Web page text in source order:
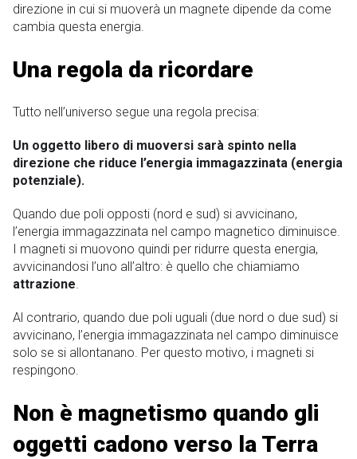
direzione in cui si muoverà un magnete dipende da come
cambia questa energia.
Una regola da ricordare
Tutto nell’universo segue una regola precisa:
Un oggetto libero di muoversi sarà spinto nella
direzione che riduce l’energia immagazzinata (energia
potenziale).
Quando due poli opposti (nord e sud) si avvicinano,
l’energia immagazzinata nel campo magnetico diminuisce.
I magneti si muovono quindi per ridurre questa energia,
avvicinandosi l’uno all’altro: è quello che chiamiamo
attrazione.
Al contrario, quando due poli uguali (due nord o due sud) si
avvicinano, l’energia immagazzinata nel campo diminuisce
solo se si allontanano. Per questo motivo, i magneti si
respingono.
Non è magnetismo quando gli
oggetti cadono verso la Terra